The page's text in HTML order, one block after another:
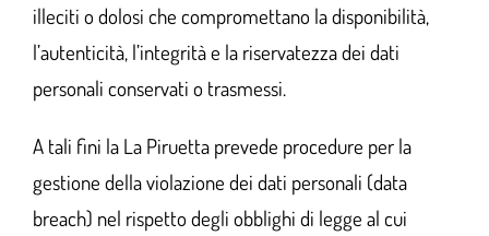
illeciti o dolosi che compromettano la disponibilità,
l’autenticità, l’integrità e la riservatezza dei dati
personali conservati o trasmessi.
A tali fini la La Piruetta prevede procedure per la
gestione della violazione dei dati personali (data
breach) nel rispetto degli obblighi di legge al cui